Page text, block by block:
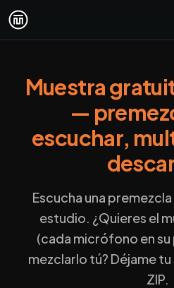
Muestra
—
escuchar,
Escucha una
estudio. ¿Quieres el
(cada micrófono en
mezclarlo tú? Déjame
ZIP.